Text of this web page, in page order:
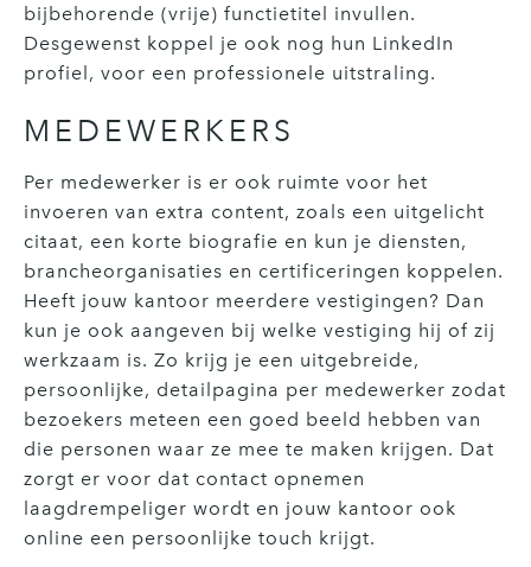
bijbehorende (vrije) functietitel invullen.
Desgewenst koppel je ook nog hun LinkedIn
profiel, voor een professionele uitstraling.
MEDEWERKERS
Per medewerker is er ook ruimte voor het
invoeren van extra content, zoals een uitgelicht
citaat, een korte biografie en kun je diensten,
brancheorganisaties en certificeringen koppelen.
Heeft jouw kantoor meerdere vestigingen? Dan
kun je ook aangeven bij welke vestiging hij of zij
werkzaam is. Zo krijg je een uitgebreide,
persoonlijke, detailpagina per medewerker zodat
bezoekers meteen een goed beeld hebben van
die personen waar ze mee te maken krijgen. Dat
zorgt er voor dat contact opnemen
laagdrempeliger wordt en jouw kantoor ook
online een persoonlijke touch krijgt.